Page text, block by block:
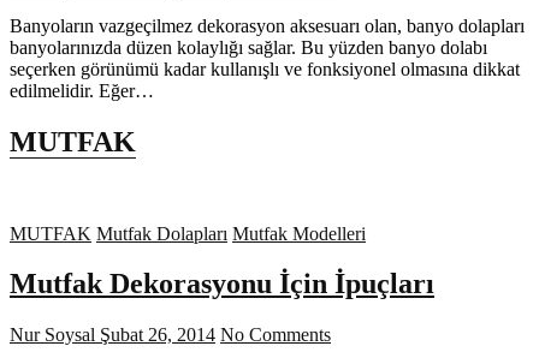
Banyoların vazgeçilmez dekorasyon aksesuarı olan, banyo dolapları
banyolarınızda düzen kolaylığı sağlar. Bu yüzden banyo dolabı
seçerken görünümü kadar kullanışlı ve fonksiyonel olmasına dikkat
edilmelidir. Eğer…
MUTFAK
MUTFAK Mutfak Dolapları Mutfak Modelleri
Mutfak Dekorasyonu İçin İpuçları
Nur Soysal Şubat 26, 2014 No Comments